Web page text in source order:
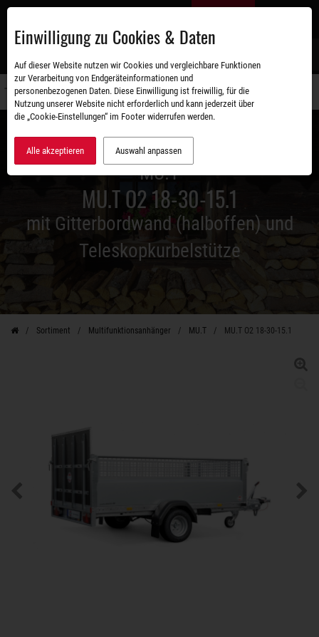
Zum
MU.T
MU.T O2 18-30-15.1
mit Gitterbordwand (halboffen) und
Teleskopkurbelstütze
Sortiment Multifunktionsanhänger MU.T MU.T O2 18-30-15.1
Einwilligung zu Cookies & Daten
Auf dieser Website nutzen wir Cookies und vergleichbare Funktionen
zur Verarbeitung von Endgeräteinformationen und
personenbezogenen Daten. Diese Einwilligung ist freiwillig, für die
Nutzung unserer Website nicht erforderlich und kann jederzeit über
die „Cookie-Einstellungen“ im Footer widerrufen werden.
Alle akzeptieren Auswahl anpassen